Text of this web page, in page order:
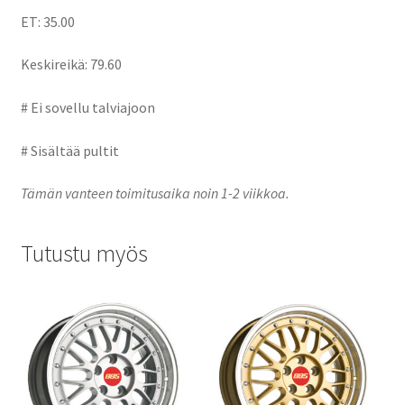
ET: 35.00
Keskireikä: 79.60
# Ei sovellu talviajoon
# Sisältää pultit
Tämän vanteen toimitusaika noin 1-2 viikkoa.
Tutustu myös